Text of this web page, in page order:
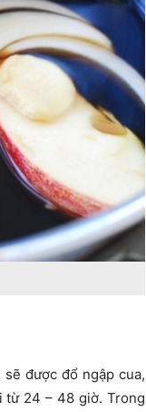
được đổ ngập cua,
từ 24 – 48 giờ. Trong